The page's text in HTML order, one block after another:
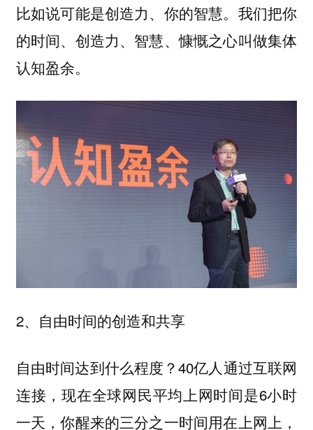
比如说可能是创造力、你的智慧。我们把你
的时间、创造力、智慧、慷慨之心叫做集体
认知盈余。
2、自由时间的创造和共享
自由时间达到什么程度？40亿人通过互联网
连接，现在全球网民平均上网时间是6小时
一天，你醒来的三分之一时间用在上网上，